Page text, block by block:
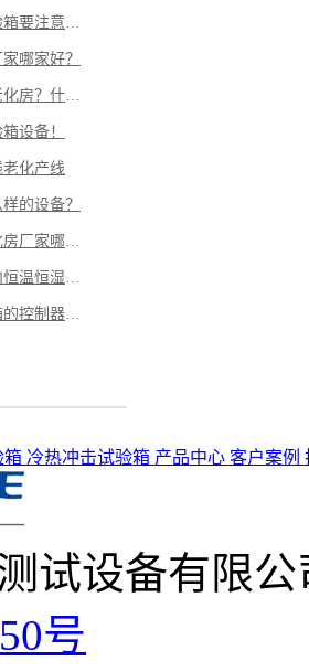
哪家好？
设备！
化产线
的设备？
箱 冷热冲击试验箱 产品中心 客户案例
试设备有限
号